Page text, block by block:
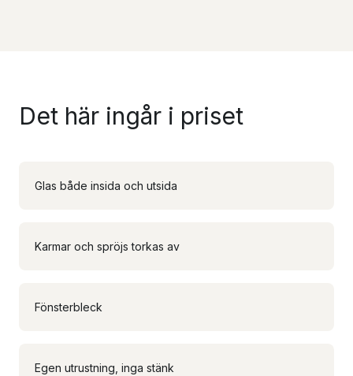
Det här ingår i priset
Glas både insida och utsida
Karmar och spröjs torkas av
Fönsterbleck
Egen utrustning, inga stänk